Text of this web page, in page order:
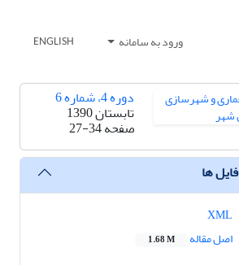
ورود به سامانه ENGLISH
دوره 4، شماره 6
تابستان 1390
صفحه27-34
فایل ها
اصل مقاله
1.68 M